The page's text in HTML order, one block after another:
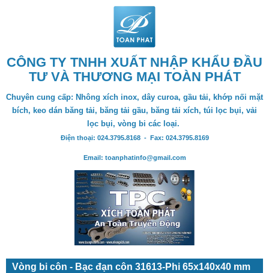
CÔNG TY TNHH XUẤT NHẬP KHẨU ĐẦU
TƯ VÀ THƯƠNG MẠI TOÀN PHÁT
Chuyên cung cấp: Nhông xích inox, dây curoa, gầu tải, khớp nối mặt
bích, keo dán băng tải, băng tải gầu, băng tải xích, túi lọc bụi, vải
lọc bụi, vòng bi các loại.
Điện thoại: 024.3795.8168 - Fax: 024.3795.8169
Email: toanphatinfo@gmail.com
Vòng bi côn - Bạc đạn côn 31613-Phi 65x140x40 mm